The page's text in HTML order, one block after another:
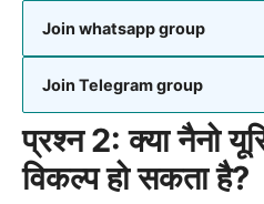
Join whatsapp group
Join Telegram group
प्रश्न 2: क्या नैनो
विकल्प हो सकता है?